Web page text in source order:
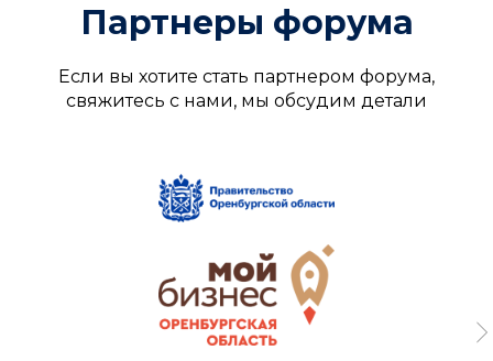
Партнеры форума
Если вы хотите стать партнером форума,
свяжитесь с нами, мы обсудим детали